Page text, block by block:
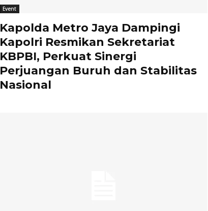
Event
Kapolda Metro Jaya Dampingi
Kapolri Resmikan Sekretariat
KBPBI, Perkuat Sinergi
Perjuangan Buruh dan Stabilitas
Nasional